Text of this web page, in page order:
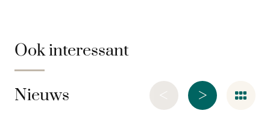
Ook interessant
Nieuws >
<